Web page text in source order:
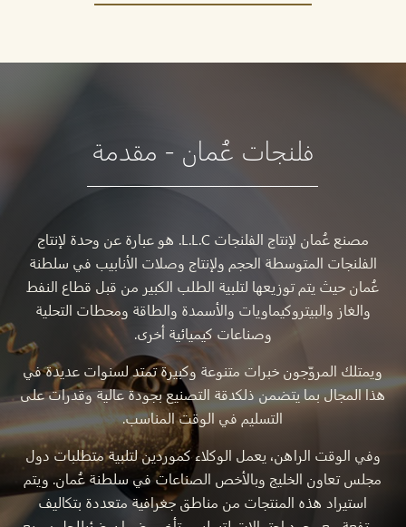
فلنجات عُمان - مقدمة
مصنع عُمان لإنتاج الفلنجات L.L.C. هو عبارة عن وحدة لإنتاج
الفلنجات المتوسطة الحجم ولإنتاج وصلات الأنابيب في سلطنة
عُمان حيث يتم توزيعها لتلبية الطلب الكبير من قبل قطاع النفط
والغاز والبيتروكيماويات والأسمدة والطاقة ومحطات التحلية
وصناعات كيميائية أخرى.
ويمتلك المروّجون خبرات متنوعة وكبيرة تمتد لسنوات عديدة في
هذا المجال بما يتضمن ذلكدقة التصنيع بجودة عالية وقدرات على
التسليم في الوقت المناسب.
وفي الوقت الراهن، يعمل الوكلاء كموردين لتلبية متطلبات دول
مجلس تعاون الخليج وبالأخص الصناعات في سلطنة عُمان. ويتم
استيراد هذه المنتجات من مناطق جغرافية متعددة بتكاليف